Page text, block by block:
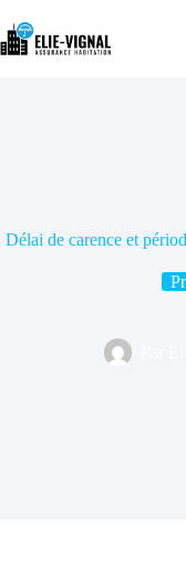
au
contenu
assurances
Délai de carence et